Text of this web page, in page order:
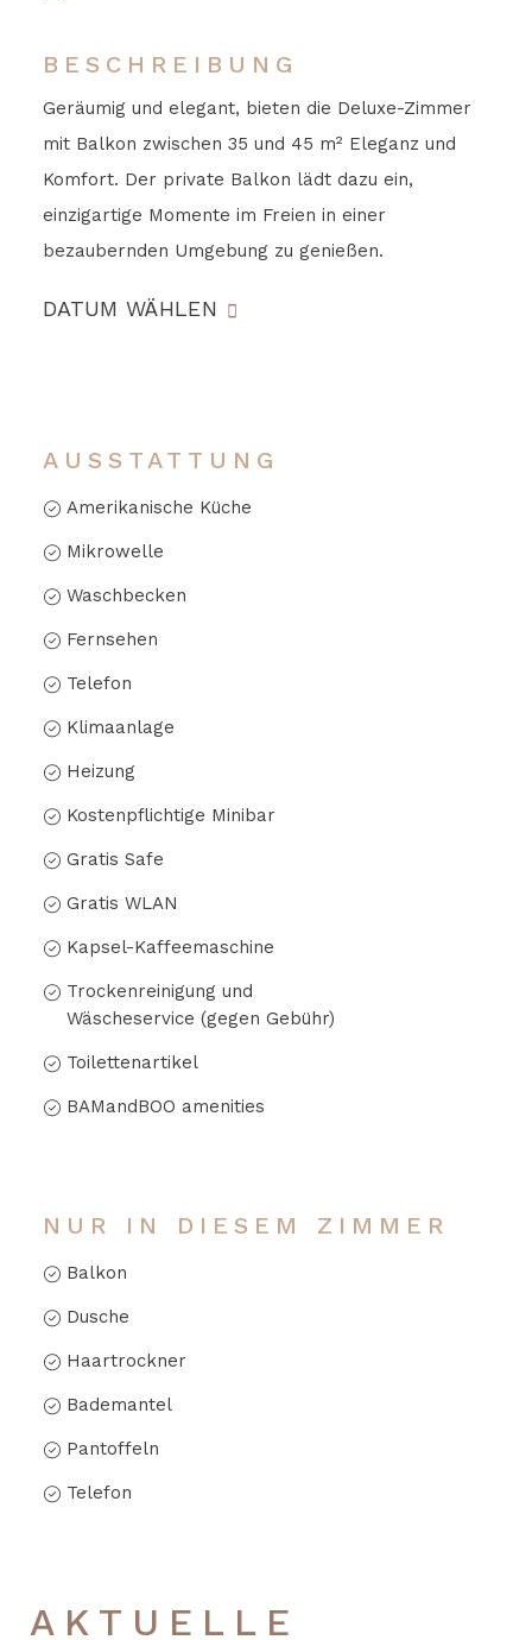
BESCHREIBUNG
Geräumig und elegant, bieten die Deluxe-Zimmer
mit Balkon zwischen 35 und 45 m² Eleganz und
Komfort. Der private Balkon lädt dazu ein,
einzigartige Momente im Freien in einer
bezaubernden Umgebung zu genießen.
DATUM WÄHLEN
AUSSTATTUNG
Amerikanische Küche
Mikrowelle
Waschbecken
Fernsehen
Telefon
Klimaanlage
Heizung
Kostenpflichtige Minibar
Gratis Safe
Gratis WLAN
Kapsel-Kaffeemaschine
Trockenreinigung und
Wäscheservice (gegen Gebühr)
Toilettenartikel
BAMandBOO amenities
NUR IN DIESEM ZIMMER
Balkon
Dusche
Haartrockner
Bademantel
Pantoffeln
Telefon
AKTUELLE